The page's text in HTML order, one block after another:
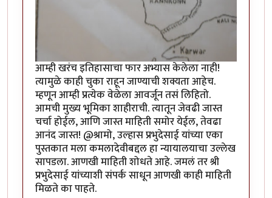
आम्ही खरंच इतिहासाचा फार अभ्यास केलेला नाही!
त्यामुळे काही चुका राहून जाण्याची शक्यता आहेच.
म्हणून आम्ही प्रत्येक वेळेला आवर्जून तसं लिहितो.
आमची मुख्य भूमिका शाहीराची. त्यातून जेवढी जास्त
चर्चा होईल, आणि जास्त माहिती समोर येईल, तेवढा
आनंद जास्त! @श्रामो, उल्हास प्रभुदेसाई यांच्या एका
पुस्तकात मला कमलादेवीबद्दल हा न्यायालयाचा उल्लेख
सापडला. आणखी माहिती शोधते आहे. जमलं तर श्री
प्रभुदेसाई यांच्याशी संपर्क साधून आणखी काही माहिती
मिळते का पाहते.